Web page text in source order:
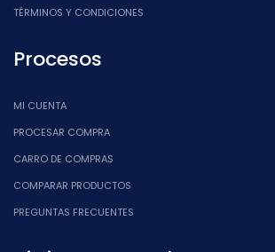
TÉRMINOS Y CONDICIONES
Procesos
MI CUENTA
PROCESAR COMPRA
CARRO DE COMPRAS
COMPARAR PRODUCTOS
PREGUNTAS FRECUENTES